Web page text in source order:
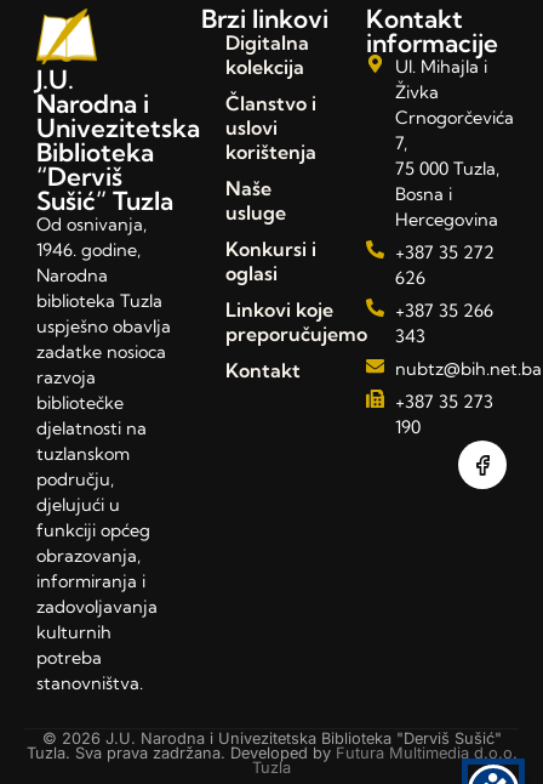
J.U.
Narodna i
Univezitetska
Biblioteka
“Derviš
Sušić” Tuzla
Od osnivanja,
1946. godine,
Narodna
biblioteka Tuzla
uspješno obavlja
zadatke nosioca
razvoja
bibliotečke
djelatnosti na
tuzlanskom
području,
djelujući u
funkciji općeg
obrazovanja,
informiranja i
zadovoljavanja
kulturnih
potreba
stanovništva.
Brzi linkovi
Digitalna
kolekcija
Članstvo i
uslovi
korištenja
Naše
usluge
Konkursi i
oglasi
Linkovi koje
preporučujemo
Kontakt
Kontakt
informacije
Ul. Mihajla i
Živka
Crnogorčevića
7,
75 000 Tuzla,
Bosna i
Hercegovina
+387 35 272
626
+387 35 266
343
nubtz@bih.net.ba
+387 35 273
190
© 2026 J.U. Narodna i Univezitetska Biblioteka "Derviš Sušić"
Tuzla. Sva prava zadržana. Developed by Futura Multimedia d.o.o.
Tuzla